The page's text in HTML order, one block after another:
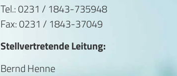
Tel.: 0231 / 1843-735948
Fax: 0231 / 1843-37049
Stellvertretende Leitung:
Bernd Henne